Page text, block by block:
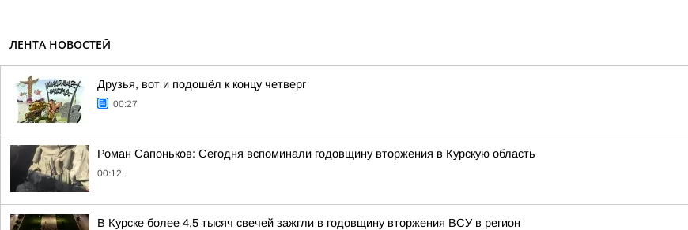
ЛЕНТА НОВОСТЕЙ
Друзья, вот и подошёл к концу четверг
00:27
Роман Сапоньков: Сегодня вспоминали годовщину вторжения в Курскую область
00:12
В Курске более 4,5 тысяч свечей зажгли в годовщину вторжения ВСУ в регион